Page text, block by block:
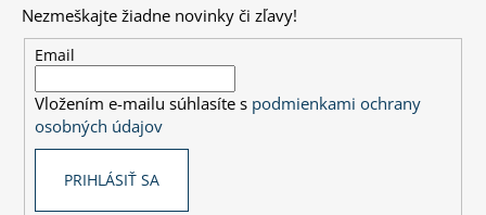
a
c
p
Nezmeškajte žiadne novinky či zľavy!
Email
Vložením e-mailu súhlasíte s podmienkami ochrany
osobných údajov
PRIHLÁSIŤ SA